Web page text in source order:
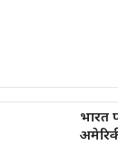
भारत